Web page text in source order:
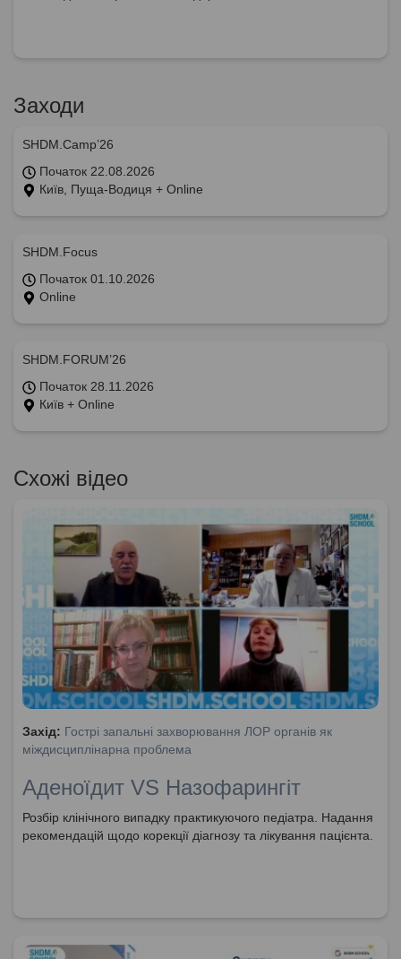
Заходи
SHDM.Camp’26
Початок 22.08.2026
Київ, Пуща-Водиця + Online
SHDM.Focus
Початок 01.10.2026
Online
SHDM.FORUM’26
Початок 28.11.2026
Київ + Online
Схожі відео
Захід: Гострі запальні захворювання ЛОР органів як
міждисциплінарна проблема
Аденоїдит VS Назофарингіт
Розбір клінічного випадку практикуючого педіатра. Надання
рекомендацій щодо корекції діагнозу та лікування пацієнта.